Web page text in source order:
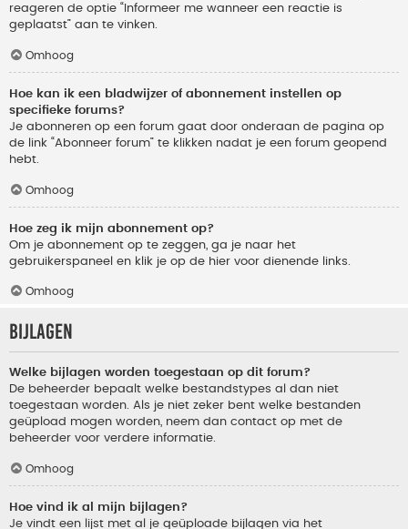
reageren de optie “Informeer me wanneer een reactie is
geplaatst” aan te vinken.
Omhoog
Hoe kan ik een bladwijzer of abonnement instellen op
specifieke forums?
Je abonneren op een forum gaat door onderaan de pagina op
de link “Abonneer forum” te klikken nadat je een forum geopend
hebt.
Omhoog
Hoe zeg ik mijn abonnement op?
Om je abonnement op te zeggen, ga je naar het
gebruikerspaneel en klik je op de hier voor dienende links.
Omhoog
Bijlagen
Welke bijlagen worden toegestaan op dit forum?
De beheerder bepaalt welke bestandstypes al dan niet
toegestaan worden. Als je niet zeker bent welke bestanden
geüpload mogen worden, neem dan contact op met de
beheerder voor verdere informatie.
Omhoog
Hoe vind ik al mijn bijlagen?
Je vindt een lijst met al je geüploade bijlagen via het